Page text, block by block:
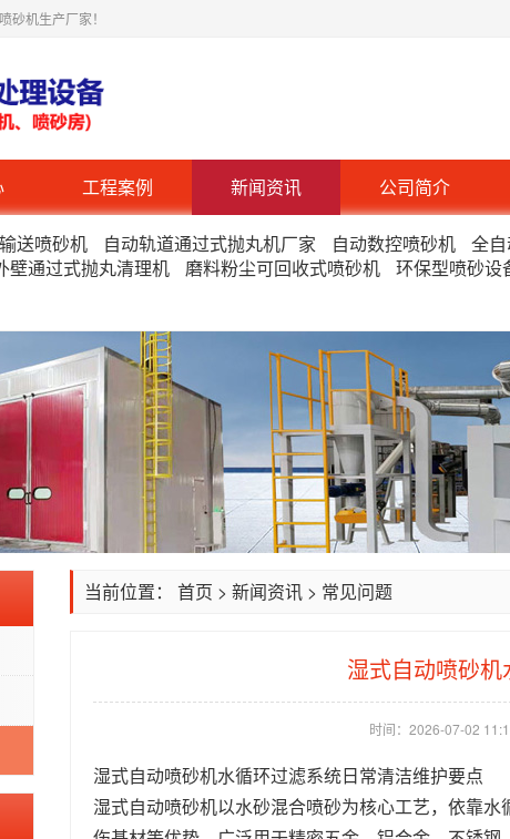
砂机生产厂家！
工程案例 新闻资讯 公司简介
送喷砂机 自动轨道通过式抛丸机厂家 自动数控喷砂机 全
壁通过式抛丸清理机 磨料粉尘可回收式喷砂机 环保型喷砂设
当前位置： 首页 > 新闻资讯 > 常见问题
湿式自动喷砂
时间：2026-07-02
湿式自动喷砂机水循环过滤系统日常清洁维护要点
湿式自动喷砂机以水砂混合喷砂为核心工艺，依靠